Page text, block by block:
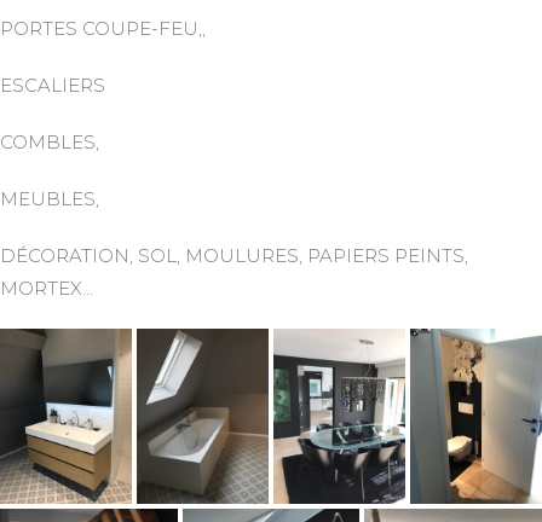
PORTES COUPE-FEU,,
ESCALIERS
COMBLES,
MEUBLES,
DÉCORATION, SOL, MOULURES, PAPIERS PEINTS,
MORTEX…